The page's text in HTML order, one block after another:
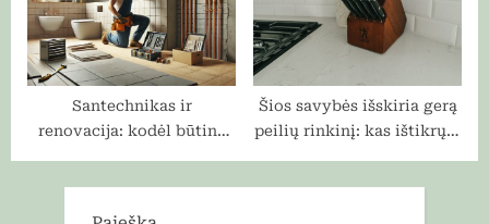
Santechnikas ir
renovacija: kodėl būtina
Šios savybės išskiria gerą
peilių rinkinį: kas ištikrųjų